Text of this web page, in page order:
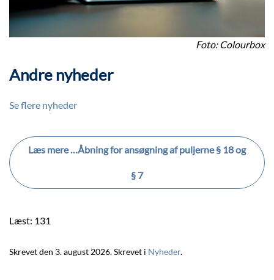
Foto: Colourbox
Andre nyheder
Se flere nyheder
Læs mere …Åbning for ansøgning af puljerne § 18 og
§ 7
Læst: 131
Skrevet den 3. august 2026. Skrevet i Nyheder.